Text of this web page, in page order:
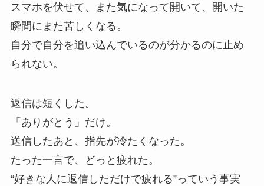
スマホを伏せて、また気になって開いて、開いた
瞬間にまた苦しくなる。
自分で自分を追い込んでいるのが分かるのに止め
られない。
返信は短くした。
「ありがとう」だけ。
送信したあと、指先が冷たくなった。
たった一言で、どっと疲れた。
“好きな人に返信しただけで疲れる”っていう事実